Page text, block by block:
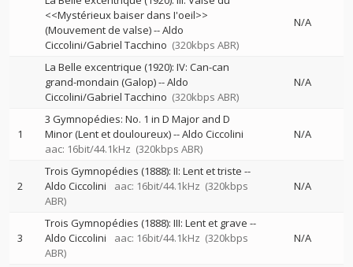
<<Mystérieux baiser dans I'oeil>>
(Mouvement de valse)--Aldo
Ciccolini/Gabriel Tacchino (320kbps ABR)
N/A
La Belle excentrique (1920): IV: Can-can
grand-mondain (Galop)--Aldo
Ciccolini/Gabriel Tacchino (320kbps ABR)
N/A
1
3 Gymnopédies: No. 1 in D Major and D
Minor (Lent et douloureux)--Aldo Ciccolini
aac: 16bit/44.1kHz (320kbps ABR)
N/A
2
Trois Gymnopédies (1888): II: Lent et triste --
Aldo Ciccolini
aac: 16bit/44.1kHz (320kbps
ABR)
N/A
3
Trois Gymnopédies (1888): III: Lent et grave --
Aldo Ciccolini
aac: 16bit/44.1kHz (320kbps
ABR)
N/A